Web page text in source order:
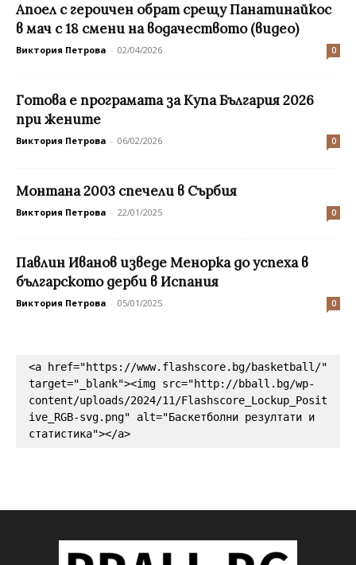
Апоел с героичен обрат срещу Панатинайкос
в мач с 18 смени на водачеството (видео)
Виктория Петрова - 02/04/2026 0
Готова е програмата за Kупа България 2026
при жените
Виктория Петрова - 06/02/2026 0
Монтана 2003 спечели в Сърбия
Виктория Петрова - 22/01/2025 0
Павлин Иванов изведе Менорка до успеха в
българското дерби в Испания
Виктория Петрова - 05/01/2025 0
<a href="https://www.flashscore.bg/basketball/"
target="_blank"><img src="http://bball.bg/wp-
content/uploads/2024/11/Flashscore_Lockup_Posit
ive_RGB-svg.png" alt="Баскетболни резултати и
статистика"></a>